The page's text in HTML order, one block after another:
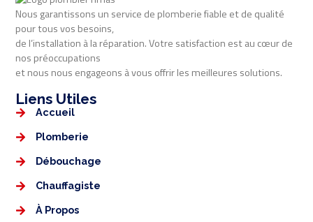
Nous garantissons un service de plomberie fiable et de qualité
pour tous vos besoins,
de l’installation à la réparation. Votre satisfaction est au cœur de
nos préoccupations
et nous nous engageons à vous offrir les meilleures solutions.
Liens Utiles​​
Accueil
Plomberie
Débouchage
Chauffagiste
À Propos